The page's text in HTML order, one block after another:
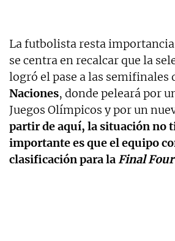
La futbolista resta
se centra en recalcar que la
logró el pase a las semifinales
Naciones, donde peleará por
Juegos Olímpicos y por un
partir de aquí, la situación no
importante es que el equipo
clasificación para laFinal Four